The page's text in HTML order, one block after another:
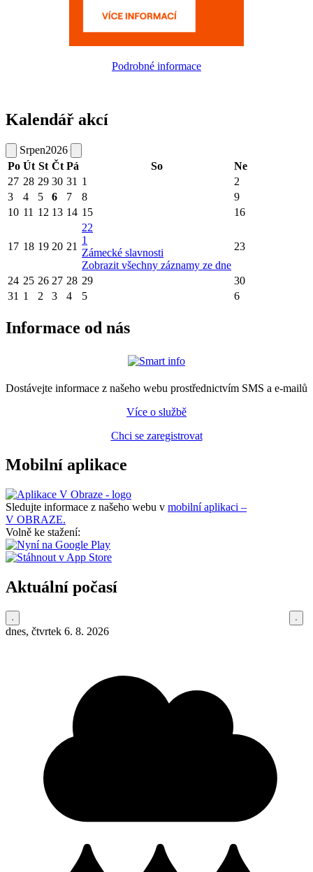
Podrobné informace
Kalendář akcí
Srpen2026
Po Út St Čt Pá So
Ne
27 28 29 30 31 1
2
3
4 5 6 7 8
9
10 11 12 13 14 15 16
17 18 19 20 21
22
1
Zámecké slavnosti
Zobrazit všechny záznamy ze dne
23
24 25 26 27 28 29
30
31 1 2 3 4 5 6
Informace od nás
Dostávejte informace z našeho webu prostřednictvím SMS a e-mailů
Více o službě
Chci se zaregistrovat
Mobilní aplikace
Sledujte informace z našeho webu v mobilní aplikaci –
V OBRAZE.
Volně ke stažení:
Aktuální počasí
dnes, čtvrtek 6. 8. 2026